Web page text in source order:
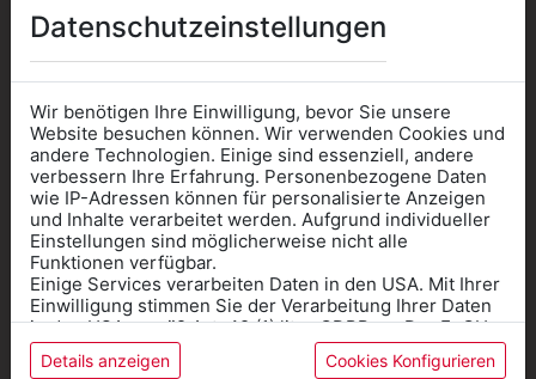
Datenschutzeinstellungen
Wir benötigen Ihre Einwilligung, bevor Sie unsere
Website besuchen können. Wir verwenden Cookies und
andere Technologien. Einige sind essenziell, andere
verbessern Ihre Erfahrung. Personenbezogene Daten
wie IP-Adressen können für personalisierte Anzeigen
und Inhalte verarbeitet werden. Aufgrund individueller
Einstellungen sind möglicherweise nicht alle
Funktionen verfügbar.
Einige Services verarbeiten Daten in den USA. Mit Ihrer
Einwilligung stimmen Sie der Verarbeitung Ihrer Daten
in den USA gemäß Art. 49 (1) lit. a GDPR zu. Der EuGH
stuft die USA als Land mit unzureichendem Datenschutz
ein, und es besteht das Risiko, dass US-Behörden
Details anzeigen Cookies Konfigurieren
Informationen wenn Sie
Kleidung
für die SCHULE
benötigen
Online Shop: Klick auf SCHULE in der